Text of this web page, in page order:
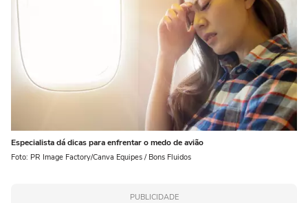
Especialista dá dicas para enfrentar o medo de avião
Foto: PR Image Factory/Canva Equipes / Bons Fluidos
PUBLICIDADE